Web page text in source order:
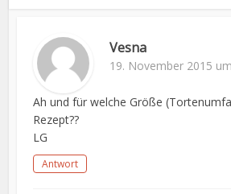
Vesna
19. November 2015
Ah und für welche Größe
Rezept??
LG
Antwort